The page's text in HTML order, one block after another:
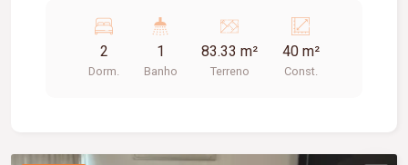
proporcionando conforto e praticidade; Excelente
opção para quem busca um imóvel com ótimo
custo-benefício.
2
Dorm.
1
Banho
83.33 m²
Terreno
40 m²
Const.